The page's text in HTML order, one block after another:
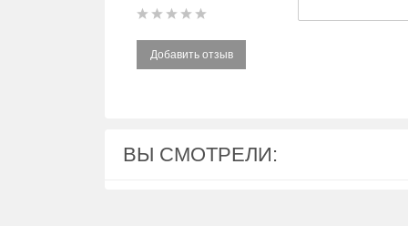
Добавить отзыв
ВЫ СМОТРЕЛИ: